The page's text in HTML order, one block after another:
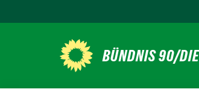
zum
BÜNDNIS 90/